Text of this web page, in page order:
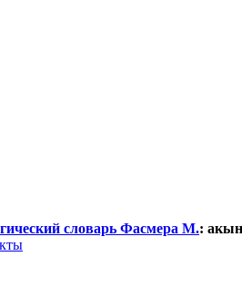
словарь Фасмера М.: акын